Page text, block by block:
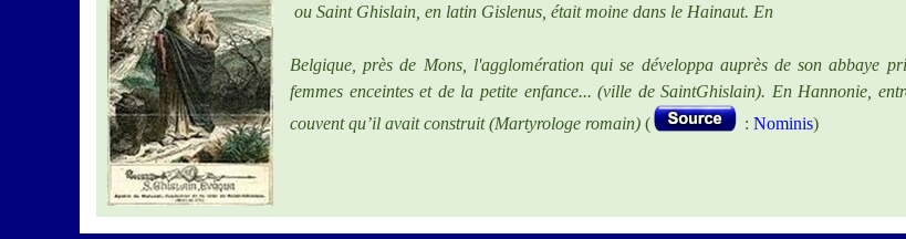
ou Saint Ghislain, en latin Gislenus, était moine dans le Hainaut. En
Belgique, près de Mons, l'agglomération qui se développa auprès de son abbaye
femmes enceintes et de la petite enfance... (ville de SaintGhislain). En Hannonie,
couvent qu’il avait construit (Martyrologe romain)( : Nominis)